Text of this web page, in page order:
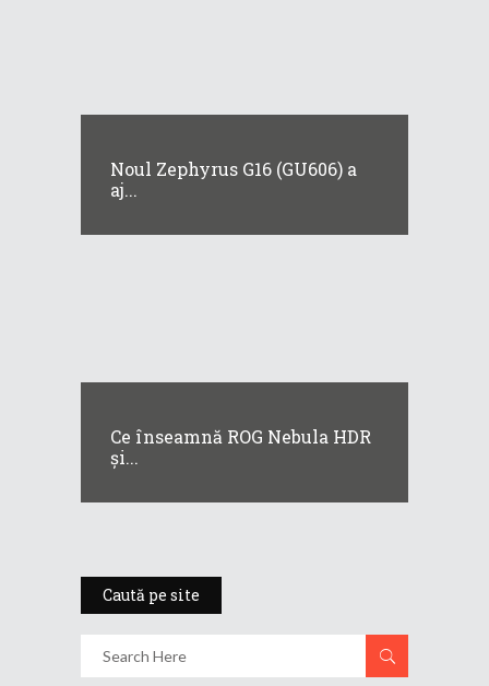
Noul Zephyrus G16 (GU606) a
aj...
Ce înseamnă ROG Nebula HDR
și...
Caută pe site